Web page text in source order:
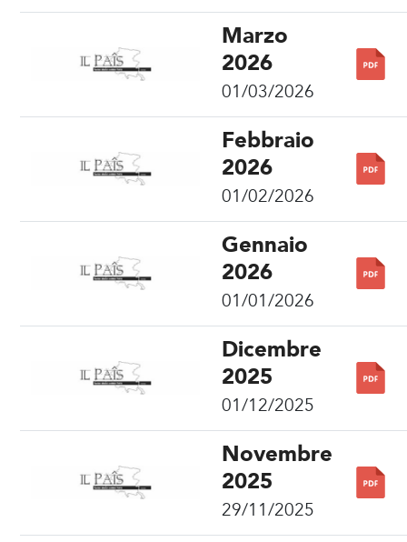
Marzo
2026
01/03/2026
Febbraio
2026
01/02/2026
Gennaio
2026
01/01/2026
Dicembre
2025
01/12/2025
Novembre
2025
29/11/2025